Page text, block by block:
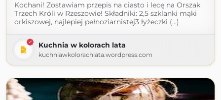
Kochani! Zostawiam przepis na ciasto i lecę na Orszak
Trzech Króli w Rzeszowie! Składniki: 2,5 szklanki mąki
orkiszowej, najlepiej pełnoziarnistej3 łyżeczki (...)
Kuchnia w kolorach lata
kuchniawkolorachlata.wordpress.com